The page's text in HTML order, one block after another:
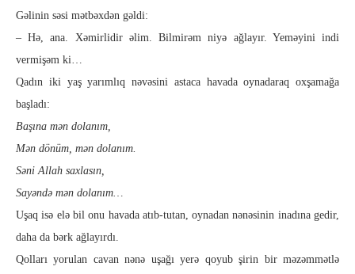
Gəlinin səsi mətbəxdən gəldi:
– Hə, ana. Xəmirlidir əlim. Bilmirəm niyə ağlayır. Ye­mə­yini indi
vermişəm ki…
Qadın iki yaş yarımlıq nəvəsini astaca havada oyna­da­raq oxşamağa
başladı:
Başına mən dolanım,
Mən dönüm, mən dolanım.
Səni Allah saxlasın,
Sayəndə mən dolanım…
Uşaq isə elə bil onu havada atıb-tutan, oynadan nənəsinin ina­dına gedir,
daha da bərk ağlayırdı.
Qolları yorulan cavan nənə uşağı yerə qoyub şirin bir mə­zəm­mətlə